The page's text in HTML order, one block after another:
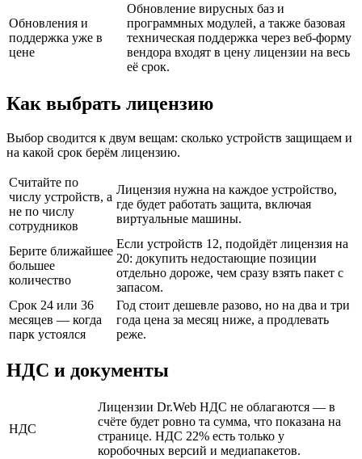
Обновления и
поддержка уже в
цене
Обновление вирусных баз и
программных модулей, а также базовая
техническая поддержка через веб-форму
вендора входят в цену лицензии на весь
её срок.
Как выбрать лицензию
Выбор сводится к двум вещам: сколько устройств защищаем и
на какой срок берём лицензию.
Считайте по
числу устройств, а
не по числу
сотрудников
Лицензия нужна на каждое устройство,
где будет работать защита, включая
виртуальные машины.
Берите ближайшее
большее
количество
Если устройств 12, подойдёт лицензия на
20: докупить недостающие позиции
отдельно дороже, чем сразу взять пакет с
запасом.
Срок 24 или 36
месяцев — когда
парк устоялся
Год стоит дешевле разово, но на два и три
года цена за месяц ниже, а продлевать
реже.
НДС и документы
НДС
Лицензии Dr.Web НДС не облагаются — в
счёте будет ровно та сумма, что показана на
странице. НДС 22% есть только у
коробочных версий и медиапакетов.